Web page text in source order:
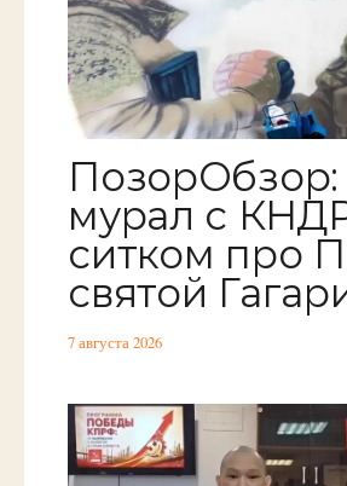
ПозорОбзор:
мурал с
ситком про
святой
7 августа 2026